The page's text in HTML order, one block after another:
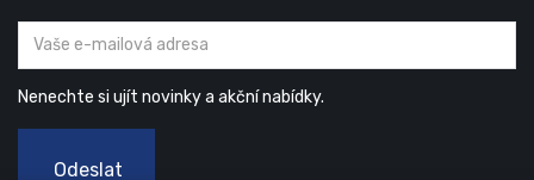
Nenechte si ujít novinky a akční nabídky.
Odeslat